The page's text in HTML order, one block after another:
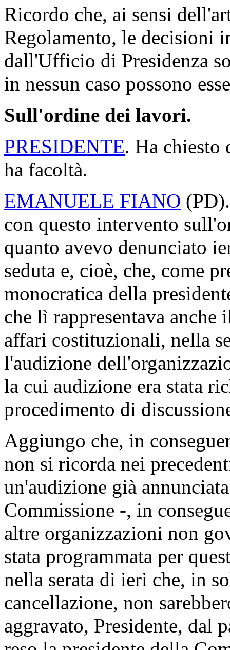
Ricordo che, ai sensi
Regolamento, le decisioni
dall'Ufficio di Presidenza
in nessun caso possono
Sull'ordine dei lavori.
PRESIDENTE. Ha chiesto
ha facoltà.
EMANUELE FIANO (PD
con questo intervento
quanto avevo denunciato
seduta e, cioè, che, come
monocratica della
che lì rappresentava
affari costituzionali, nella
l'audizione
la cui audizione era stata
procedimento di
Aggiungo che, in
non si ricorda nei
un'audizione già
Commissione -, in
altre organizzazioni non
stata programmata per
nella serata di ieri che, in
cancellazione, non
aggravato, Presidente, dal